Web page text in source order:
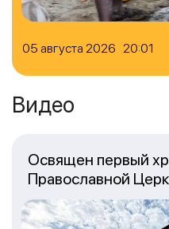
05 августа 2026 20:01
Видео
Освящен первый
Православной